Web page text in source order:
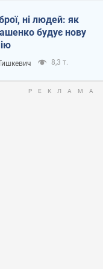
ні людей: як
будує нову
8,3 т.